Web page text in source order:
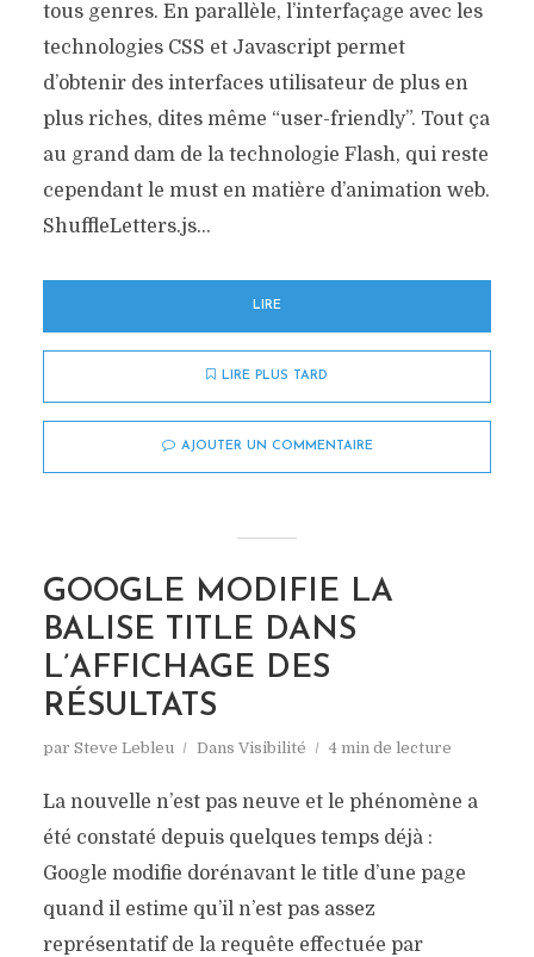
tous genres. En parallèle, l’interfaçage avec les
technologies CSS et Javascript permet
d’obtenir des interfaces utilisateur de plus en
plus riches, dites même “user-friendly”. Tout ça
au grand dam de la technologie Flash, qui reste
cependant le must en matière d’animation web.
ShuffleLetters.js...
LIRE
LIRE PLUS TARD
AJOUTER UN COMMENTAIRE
GOOGLE MODIFIE LA
BALISE TITLE DANS
L’AFFICHAGE DES
RÉSULTATS
par Steve Lebleu Dans Visibilité 4 min de lecture
La nouvelle n’est pas neuve et le phénomène a
été constaté depuis quelques temps déjà :
Google modifie dorénavant le title d’une page
quand il estime qu’il n’est pas assez
représentatif de la requête effectuée par